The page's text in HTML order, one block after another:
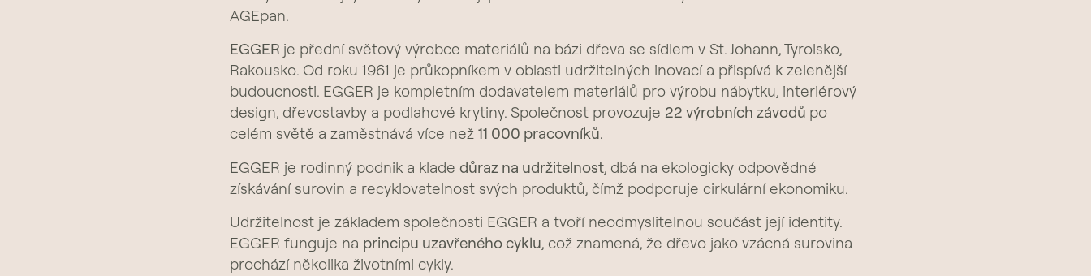
AGEpan.
EGGER je přední světový výrobce materiálů na bázi dřeva se sídlem v St. Johann, Tyrolsko,
Rakousko. Od roku 1961 je průkopníkem v oblasti udržitelných inovací a přispívá k zelenější
budoucnosti. EGGER je kompletním dodavatelem materiálů pro výrobu nábytku, interiérový
design, dřevostavby a podlahové krytiny. Společnost provozuje 22 výrobních závodů po
celém světě a zaměstnává více než11 000 pracovníků.
EGGER je rodinný podnik a kladedůraz na udržitelnost, dbá na ekologicky odpovědné
získávání surovin a recyklovatelnost svých produktů, čímž podporuje cirkulární ekonomiku.
Udržitelnost je základem společnosti EGGER a tvoří neodmyslitelnou součást její identity.
EGGER funguje na principu uzavřeného cyklu, což znamená, že dřevo jako vzácná surovina
prochází několika životními cykly.